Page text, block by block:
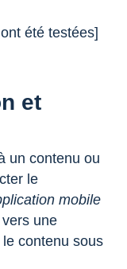
été testées]
et
un contenu ou
le
mobile
une
contenu sous